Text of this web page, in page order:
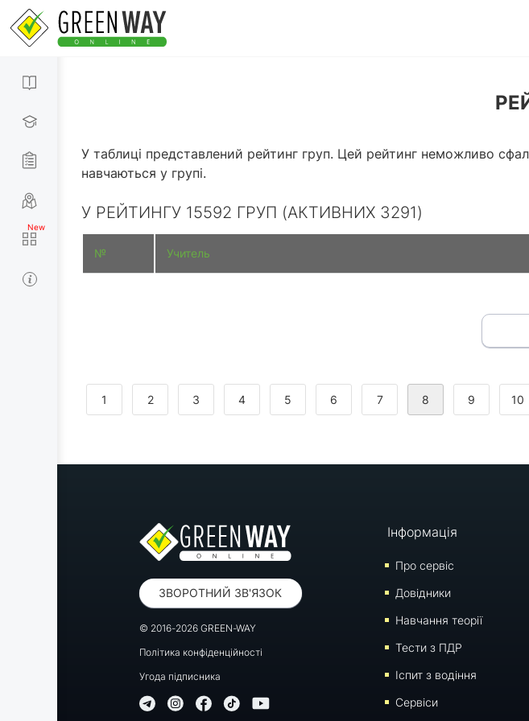
У таблиці представлений рейтинг груп. Цей рейтинг неможливо
навчаються у групі.
У РЕЙТИНГУ 15592 ГРУП (АКТИВНИХ 3291)
№ Учитель
1 2 3 4 5 6 7 8 9 10
ЗВОРОТНИЙ ЗВ'ЯЗОК
© 2016-2026 GREEN-WAY
Політика конфіденційності
Угода підписника
Інформація
Про сервіс
Довідники
Навчання теорії
Тести з ПДР
Iспит з водіння
Сервіси